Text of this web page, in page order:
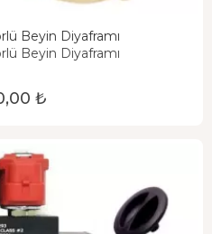
Beyin Diyaframı
Beyin Diyaframı
₺